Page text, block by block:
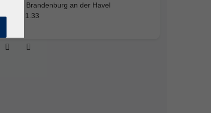
14772 Brandenburg an der Havel
Raum 1.33